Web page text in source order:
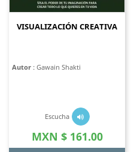
VISUALIZACIÓN CREATIVA
Autor : Gawain Shakti
Escucha
Precio
MXN $ 161.00